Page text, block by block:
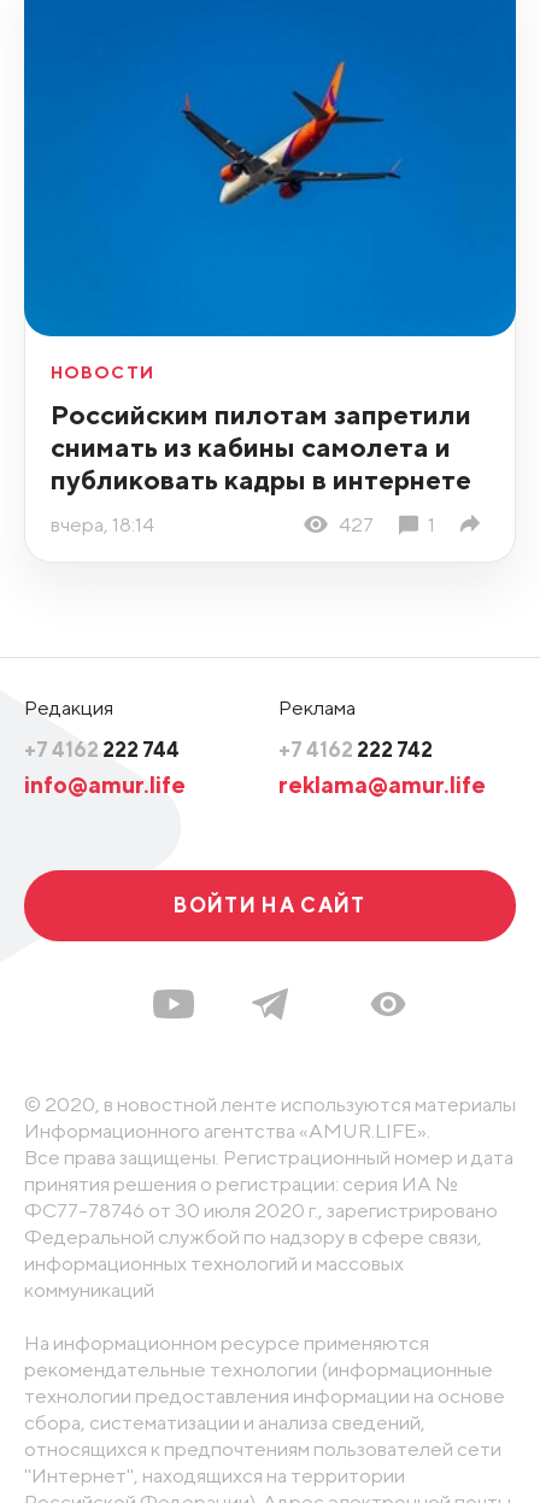
НОВОСТИ
Российским пилотам запретили
снимать из кабины самолета и
публиковать кадры в интернете
вчера, 18:14 427 1
Редакция
+7 4162 222 744
info@amur.life
Реклама
+7 4162 222 742
reklama@amur.life
ВОЙТИ НА САЙТ
© 2020, в новостной ленте используются материалы
Информационного агентства «AMUR.LIFE».
Все права защищены. Регистрационный номер и дата
принятия решения о регистрации: серия ИА №
ФС77-78746 от 30 июля 2020 г., зарегистрировано
Федеральной службой по надзору в сфере связи,
информационных технологий и массовых
коммуникаций
На информационном ресурсе применяются
рекомендательные технологии (информационные
технологии предоставления информации на основе
сбора, систематизации и анализа сведений,
относящихся к предпочтениям пользователей сети
"Интернет", находящихся на территории